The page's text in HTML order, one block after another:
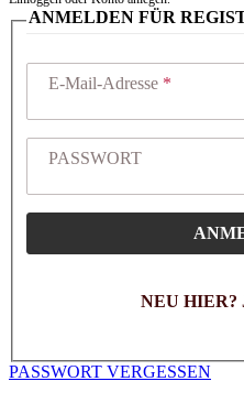
ANMELDEN FÜR
E-Mail-Adresse
PASSWORT
NEU HIER?
PASSWORT VERGESSEN